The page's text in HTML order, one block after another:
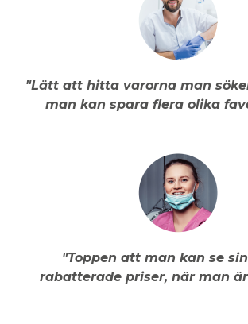
"Lätt att hitta varorna man
man kan spara flera olika
"Toppen att man kan se
rabatterade priser, när man